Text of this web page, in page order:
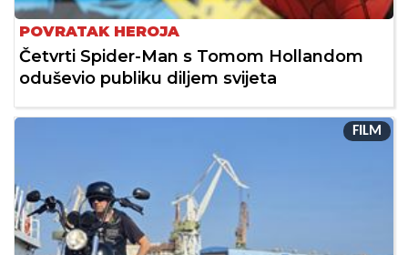
POVRATAK HEROJA
Četvrti Spider-Man s Tomom Hollandom
oduševio publiku diljem svijeta
FILM